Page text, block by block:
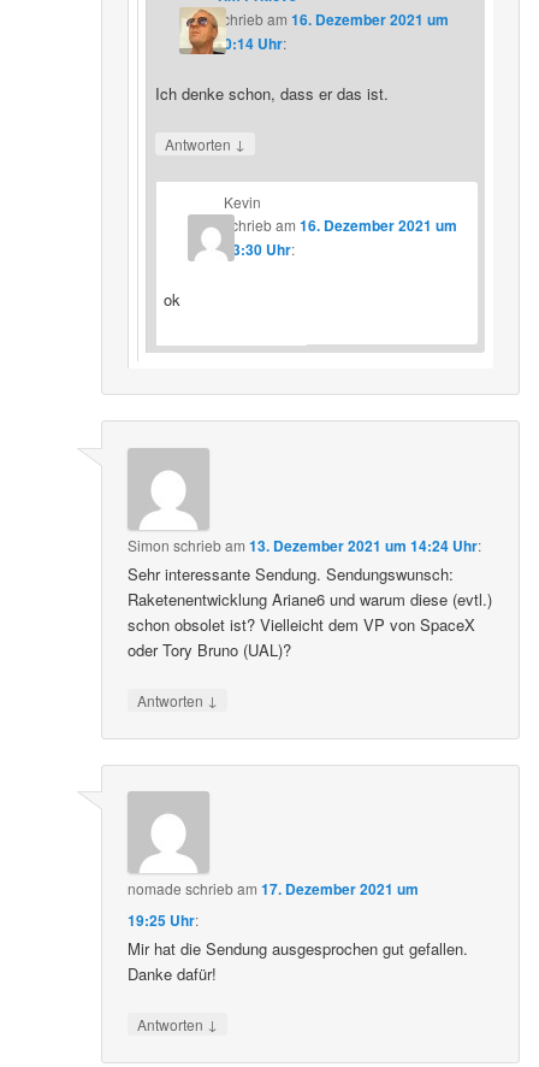
schriebam 16. Dezember 2021 um
20:14 Uhr:
Ich denke schon, dass er das ist.
Antworten ↓
Kevin
schriebam16. Dezember 2021 um
23:30 Uhr:
ok
Simon schriebam13. Dezember 2021 um 14:24 Uhr:
Sehr interessante Sendung. Sendungswunsch:
Raketenentwicklung Ariane6 und warum diese (evtl.)
schon obsolet ist? Vielleicht dem VP von SpaceX
oder Tory Bruno (UAL)?
Antworten ↓
nomade schriebam17. Dezember 2021 um
19:25 Uhr:
Mir hat die Sendung ausgesprochen gut gefallen.
Danke dafür!
Antworten ↓